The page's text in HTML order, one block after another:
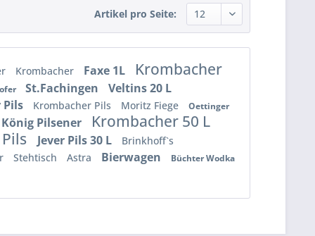
Artikel pro Seite:
Krombacher Faxe 1L
Krombacher
St.Fachingen Veltins 20 L
Krombacher Pils Moritz Fiege
Oettinger
König Pilsener Krombacher 50 L
Jever Pils 30 L Brinkhoff`s
Stehtisch Astra Bierwagen Büchter Wodka